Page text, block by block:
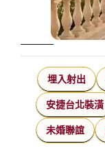
埋入射出
安捷台北裝潢
未婚聯誼